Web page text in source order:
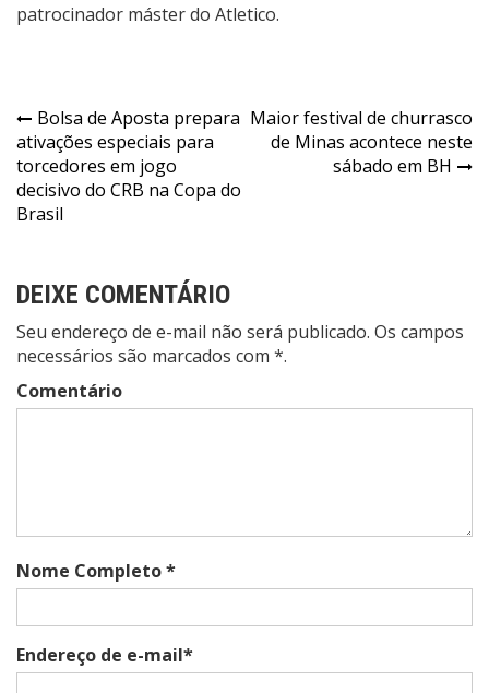
patrocinador máster do Atletico.
Navegação
de
Post
Bolsa de Aposta prepara
ativações especiais para
torcedores em jogo
decisivo do CRB na Copa do
Brasil
Maior festival de churrasco
de Minas acontece neste
sábado em BH
DEIXE COMENTÁRIO
Seu endereço de e-mail não será publicado. Os campos
necessários são marcados com *.
Comentário
Nome Completo *
Endereço de e-mail*